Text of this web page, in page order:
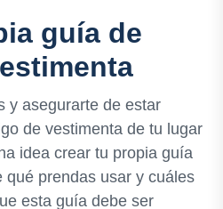
guía de
y asegurarte de estar
de vestimenta de tu lugar
idea crear tu propia guía
qué prendas usar y cuáles
esta guía debe ser